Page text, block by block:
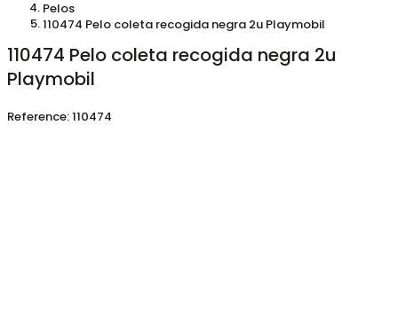
Pelos
110474 Pelo coleta recogida negra 2u Playmobil
110474 Pelo coleta recogida negra 2u
Playmobil
Reference:110474